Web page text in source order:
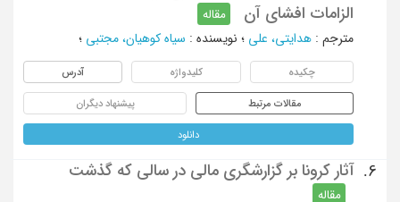
الزامات افشای آن
مقاله
مترجم : هدایتی، علی ؛ نویسنده : سیاه کوهیان، مجتبی ؛
چکیده کلیدواژه آدرس
مقالات مرتبط پیشنهاد دیگران
دانلود
6. آثار کرونا بر گزارشگری مالی در سالی که گذشت
مقاله